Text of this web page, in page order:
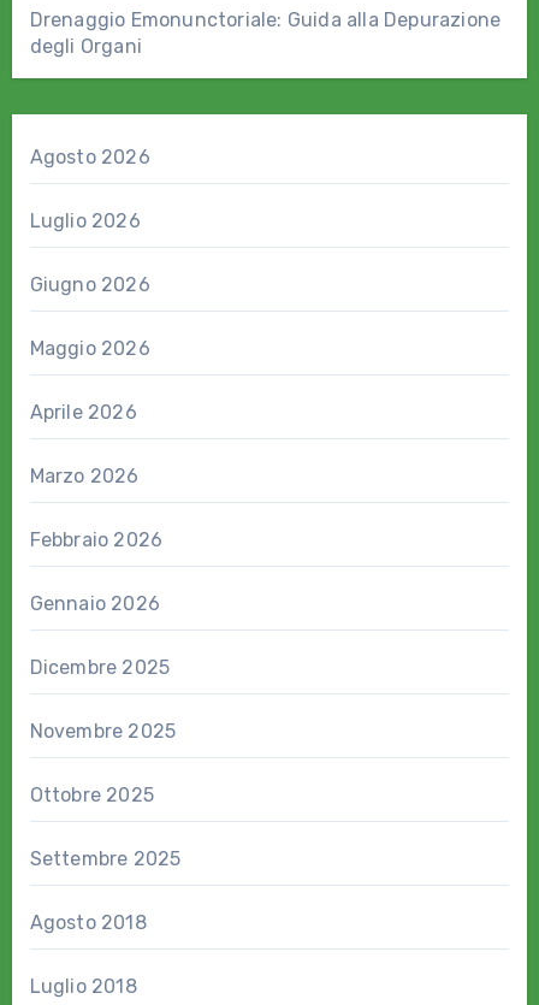
Drenaggio Emonunctoriale: Guida alla Depurazione
degli Organi
Agosto 2026
Luglio 2026
Giugno 2026
Maggio 2026
Aprile 2026
Marzo 2026
Febbraio 2026
Gennaio 2026
Dicembre 2025
Novembre 2025
Ottobre 2025
Settembre 2025
Agosto 2018
Luglio 2018